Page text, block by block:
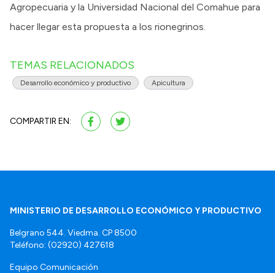
Agropecuaria y la Universidad Nacional del Comahue para
hacer llegar esta propuesta a los rionegrinos.
TEMAS RELACIONADOS
Desarrollo económico y productivo Apicultura
COMPARTIR EN:
MINISTERIO DE DESARROLLO ECONÓMICO Y PRODUCTIVO
Belgrano 544. Viedma. CP 8500
Teléfono: (02920) 427618
Equipo Comunicación